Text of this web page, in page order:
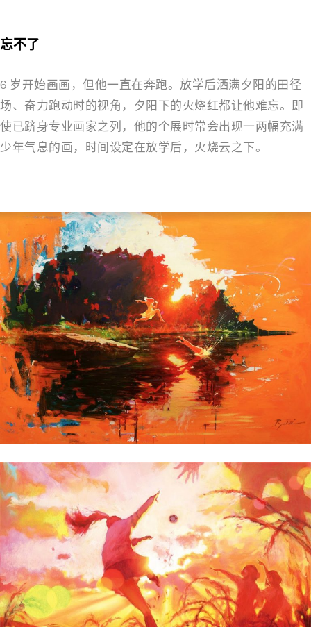
忘不了
6 岁开始画画，但他一直在奔跑。放学后洒满夕阳的田径
场、奋力跑动时的视角，夕阳下的火烧红都让他难忘。即
使已跻身专业画家之列，他的个展时常会出现一两幅充满
少年气息的画，时间设定在放学后，火烧云之下。